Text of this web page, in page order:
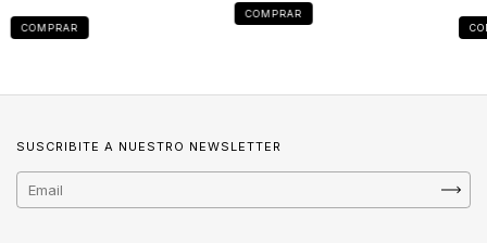
COMPRAR
COMPRAR
SUSCRIBITE A NUESTRO NEWSLETTER